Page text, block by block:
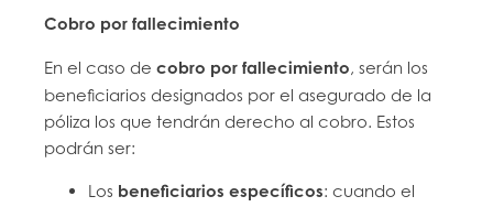
Cobro por fallecimiento
En el caso decobro por fallecimiento, serán los
beneficiarios designados por el asegurado de la
póliza los que tendrán derecho al cobro. Estos
podrán ser:
Los beneficiarios específicos: cuando el